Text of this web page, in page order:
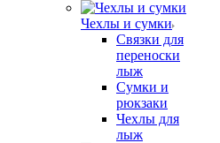
Чехлы и сумки
Связки для
переноски
лыж
Сумки и
рюкзаки
Чехлы для
лыж